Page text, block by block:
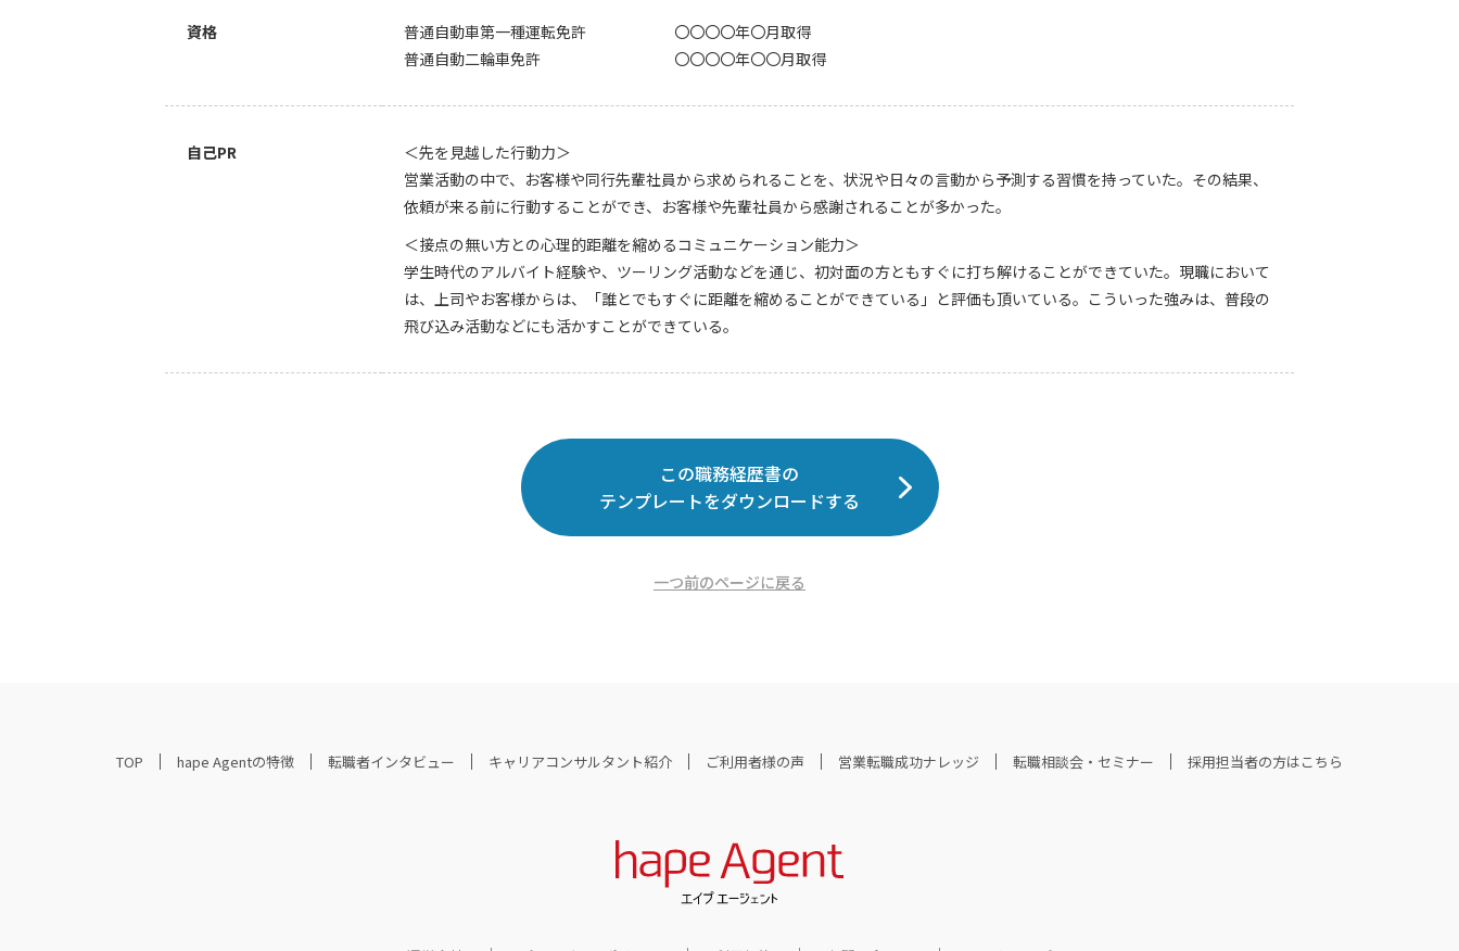
資格 普通自動車第一種運転免許
〇〇〇〇年〇月取得
普通自動二輪車免許
〇〇〇〇年〇〇月取得
自己PR
＜先を見越した行動力＞
営業活動の中で、お客様や同行先輩社員から求められることを、状況や日々の言動から予測する習慣を持っていた。その結果、
依頼が来る前に行動することができ、お客様や先輩社員から感謝されることが多かった。
＜接点の無い方との心理的距離を縮めるコミュニケーション能力＞
学生時代のアルバイト経験や、ツーリング活動などを通じ、初対面の方ともすぐに打ち解けることができていた。現職において
は、上司やお客様からは、「誰とでもすぐに距離を縮めることができている」と評価も頂いている。こういった強みは、普段の
飛び込み活動などにも活かすことができている。
この職務経歴書の
テンプレートをダウンロードする
一つ前のページに戻る
TOP hape Agentの特徴 転職者インタビュー キャリアコンサルタント紹介 ご利用者様の声 営業転職成功ナレッジ 転職相談会・セミナー 採用担当者の方はこちら